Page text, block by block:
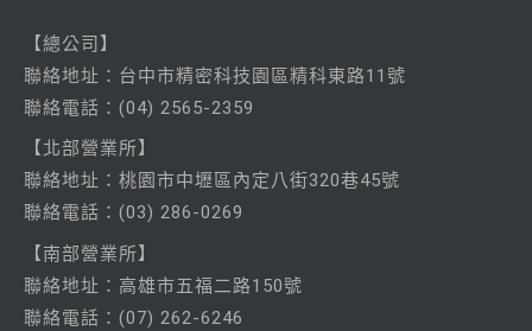
【總公司】
聯絡地址：台中市精密科技園區精科東路11號
聯絡電話： (04) 2565-2359
【北部營業所】
聯絡地址：桃園市中壢區內定八街320巷45號
聯絡電話： (03) 286-0269
【南部營業所】
聯絡地址：高雄市五福二路150號
聯絡電話： (07) 262-6246